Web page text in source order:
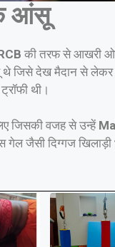
आंसू
की तरफ से आखरी
जिसे देख मैदान से लेकर
थी।
जिसकी वजह से उन्हें
गेल जैसी दिग्गज